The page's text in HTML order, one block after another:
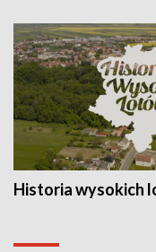
Historia wysokich